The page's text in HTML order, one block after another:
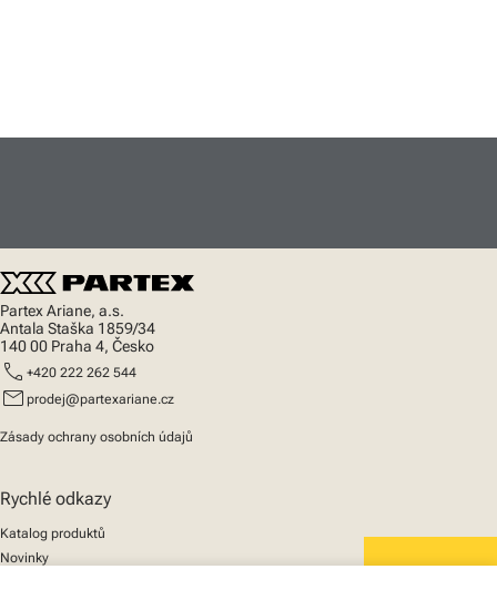
Partex Ariane, a.s.
Antala Staška 1859/34
140 00 Praha 4, Česko
call +420 222 262 544
mail prodej@partexariane.cz
Zásady ochrany osobních údajů
Rychlé odkazy
Katalog produktů
Novinky